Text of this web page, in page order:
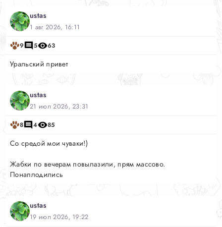
ustas
1 авг 2026, 16:11
9 5 63
Уральский привет
ustas
21 июл 2026, 23:31
8 4 85
Со средой мои чуваки!)
Жабки по вечерам повылазили, прям массово.
Понаплодились
ustas
19 июл 2026, 19:22